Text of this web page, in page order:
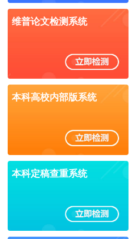
维普论文检测系统
本科高校内部版系统
本科定稿查重系统